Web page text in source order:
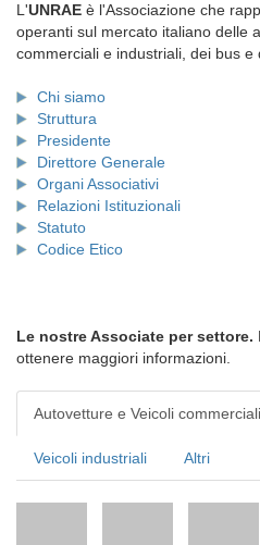
L'UNRAE è l'Associazione che
operanti sul mercato italiano delle
commerciali e industriali, dei bus e
Chi siamo
Struttura
Presidente
Direttore Generale
Organi Associativi
Relazioni Istituzionali
Statuto
Codice Etico
Le nostre Associate per settore.
ottenere maggiori informazioni.
Autovetture e Veicoli commerciali
Veicoli industriali Altri